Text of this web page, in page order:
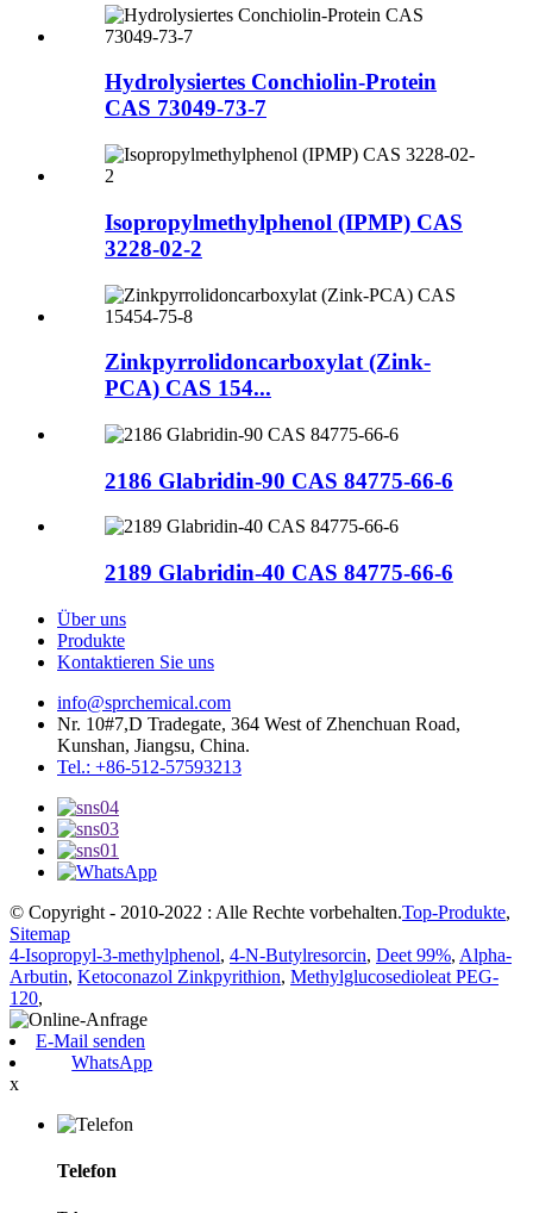
Hydrolysiertes Conchiolin-Protein
CAS 73049-73-7
Isopropylmethylphenol (IPMP) CAS
3228-02-2
Zinkpyrrolidoncarboxylat (Zink-
PCA) CAS 154...
2186 Glabridin-90 CAS 84775-66-6
2189 Glabridin-40 CAS 84775-66-6
Über uns
Produkte
Kontaktieren Sie uns
info@sprchemical.com
Nr. 10#7,D Tradegate, 364 West of Zhenchuan Road,
Kunshan, Jiangsu, China.
Tel.: +86-512-57593213
© Copyright - 2010-2022 : Alle Rechte vorbehalten.Top-Produkte,
Sitemap
4-Isopropyl-3-methylphenol, 4-N-Butylresorcin, Deet 99%, Alpha-
Arbutin, Ketoconazol Zinkpyrithion, Methylglucosedioleat PEG-
120,
E-Mail senden
WhatsApp
x
Telefon